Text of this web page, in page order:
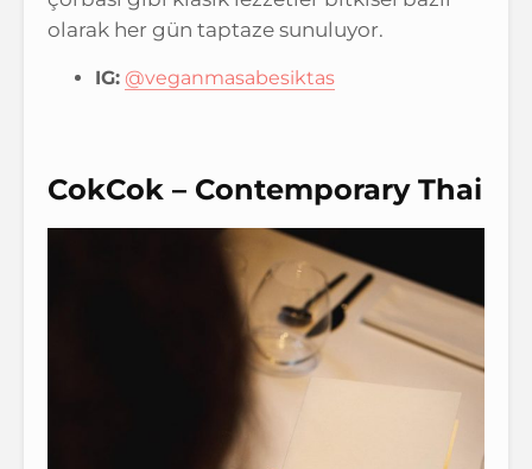
olarak her gün taptaze sunuluyor.
IG: @veganmasabesiktas
CokCok – Contemporary Thai